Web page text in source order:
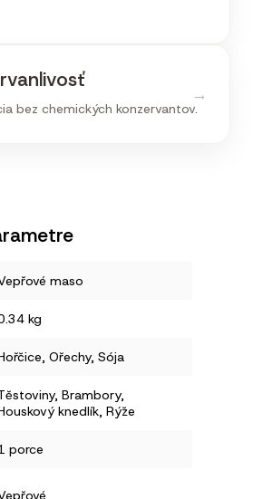
→
bez chemických konzervantov.
maso
kg
, Ořechy, Sója
, Brambory,
knedlík, Rýže
porce